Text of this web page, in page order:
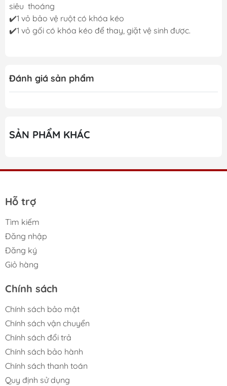
siêu thoáng
✔️1 vỏ bảo vệ ruột có khóa kéo
✔️1 vỏ gối có khóa kéo để thay, giặt vệ sinh được.
Đánh giá sản phẩm
SẢN PHẨM KHÁC
Hỗ trợ
Tìm kiếm
Đăng nhập
Đăng ký
Giỏ hàng
Chính sách
Chính sách bảo mật
Chính sách vận chuyển
Chính sách đổi trả
Chính sách bảo hành
Chính sách thanh toán
Quy định sử dụng